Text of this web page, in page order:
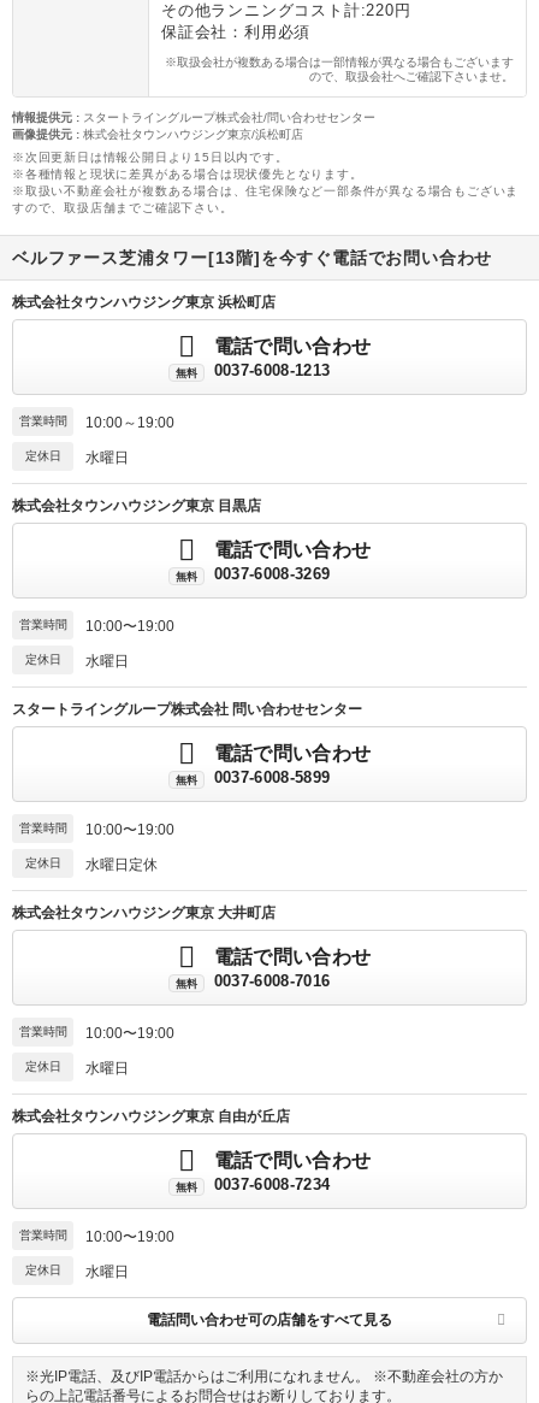
その他ランニングコスト計:220円
保証会社：利用必須
※取扱会社が複数ある場合は一部情報が異なる場合もございます
ので、取扱会社へご確認下さいませ。
情報提供元 : スタートライングループ株式会社/問い合わせセンター
画像提供元 : 株式会社タウンハウジング東京/浜松町店
※次回更新日は情報公開日より15日以内です。
※各種情報と現状に差異がある場合は現状優先となります。
※取扱い不動産会社が複数ある場合は、住宅保険など一部条件が異なる場合もございま
すので、取扱店舗までご確認下さい。
ベルファース芝浦タワー[13階]を今すぐ電話でお問い合わせ
株式会社タウンハウジング東京 浜松町店
無料
電話で問い合わせ
0037-6008-1213
営業時間 10:00～19:00
定休日 水曜日
株式会社タウンハウジング東京 目黒店
無料
電話で問い合わせ
0037-6008-3269
営業時間 10:00〜19:00
定休日 水曜日
スタートライングループ株式会社 問い合わせセンター
無料
電話で問い合わせ
0037-6008-5899
営業時間 10:00〜19:00
定休日 水曜日定休
株式会社タウンハウジング東京 大井町店
無料
電話で問い合わせ
0037-6008-7016
営業時間 10:00〜19:00
定休日 水曜日
株式会社タウンハウジング東京 自由が丘店
無料
電話で問い合わせ
0037-6008-7234
営業時間 10:00〜19:00
定休日 水曜日
電話問い合わせ可の店舗をすべて見る
※光IP電話、及びIP電話からはご利用になれません。 ※不動産会社の方か
らの上記電話番号によるお問合せはお断りしております。